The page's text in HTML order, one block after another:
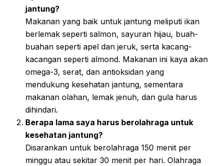
jantung?
Makanan yang baik untuk jantung meliputi ikan
berlemak seperti salmon, sayuran hijau, buah-
buahan seperti apel dan jeruk, serta kacang-
kacangan seperti almond. Makanan ini kaya akan
omega-3, serat, dan antioksidan yang
mendukung kesehatan jantung, sementara
makanan olahan, lemak jenuh, dan gula harus
dihindari.
Berapa lama saya harus berolahraga untuk
kesehatan jantung?
Disarankan untuk berolahraga 150 menit per
minggu atau sekitar 30 menit per hari. Olahraga